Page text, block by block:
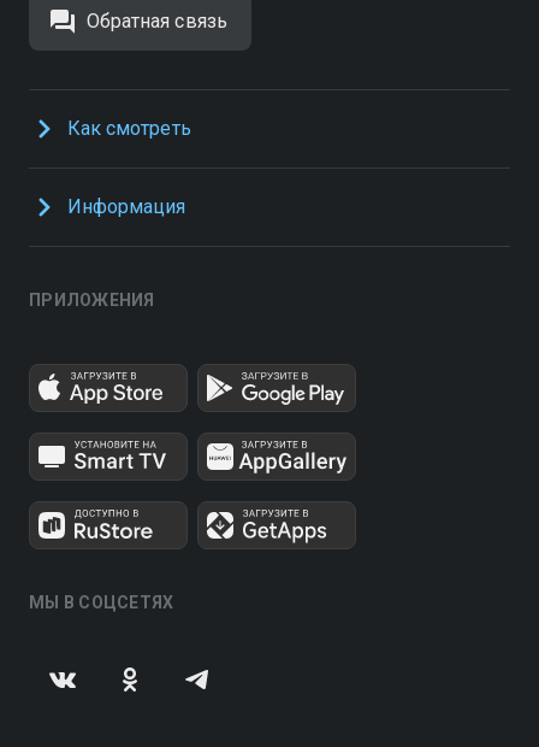
Обратная связь
Как смотреть
Информация
ПРИЛОЖЕНИЯ
МЫ В СОЦСЕТЯХ